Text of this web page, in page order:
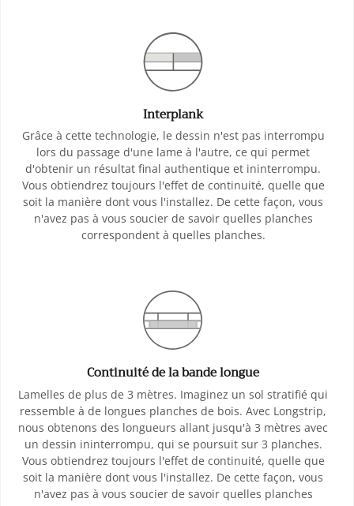
Interplank
Grâce à cette technologie, le dessin n'est pas interrompu
lors du passage d'une lame à l'autre, ce qui permet
d'obtenir un résultat final authentique et ininterrompu.
Vous obtiendrez toujours l'effet de continuité, quelle que
soit la manière dont vous l'installez. De cette façon, vous
n'avez pas à vous soucier de savoir quelles planches
correspondent à quelles planches.
Continuité de la bande longue
Lamelles de plus de 3 mètres. Imaginez un sol stratifié qui
ressemble à de longues planches de bois. Avec Longstrip,
nous obtenons des longueurs allant jusqu'à 3 mètres avec
un dessin ininterrompu, qui se poursuit sur 3 planches.
Vous obtiendrez toujours l'effet de continuité, quelle que
soit la manière dont vous l'installez. De cette façon, vous
n'avez pas à vous soucier de savoir quelles planches